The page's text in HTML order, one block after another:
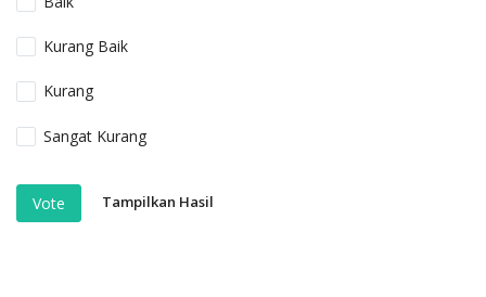
Kurang Baik
Kurang
Sangat Kurang
Vote Tampilkan Hasil